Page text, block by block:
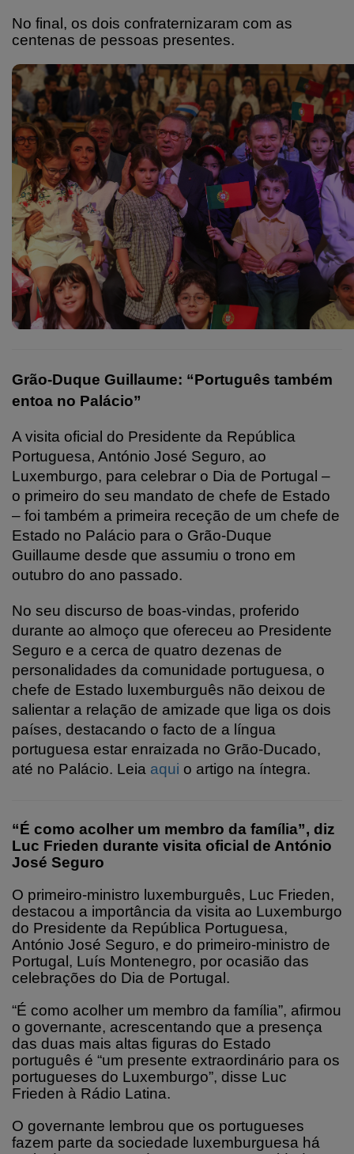
No final, os dois confraternizaram com as
centenas de pessoas presentes.
Grão-Duque Guillaume: “Português também
entoa no Palácio”
A visita oficial do Presidente da República
Portuguesa, António José Seguro, ao
Luxemburgo, para celebrar o Dia de Portugal –
o primeiro do seu mandato de chefe de Estado
– foi também a primeira receção de um chefe de
Estado no Palácio para o Grão-Duque
Guillaume desde que assumiu o trono em
outubro do ano passado.
No seu discurso de boas-vindas, proferido
durante ao almoço que ofereceu ao Presidente
Seguro e a cerca de quatro dezenas de
personalidades da comunidade portuguesa, o
chefe de Estado luxemburguês não deixou de
salientar a relação de amizade que liga os dois
países, destacando o facto de a língua
portuguesa estar enraizada no Grão-Ducado,
até no Palácio. Leia aqui o artigo na íntegra.
“É como acolher um membro da família”, diz
Luc Frieden durante visita oficial de António
José Seguro
O primeiro-ministro luxemburguês, Luc Frieden,
destacou a importância da visita ao Luxemburgo
do Presidente da República Portuguesa,
António José Seguro, e do primeiro-ministro de
Portugal, Luís Montenegro, por ocasião das
celebrações do Dia de Portugal.
“É como acolher um membro da família”, afirmou
o governante, acrescentando que a presença
das duas mais altas figuras do Estado
português é “um presente extraordinário para os
portugueses do Luxemburgo”, disse Luc
Frieden à Rádio Latina.
O governante lembrou que os portugueses
fazem parte da sociedade luxemburguesa há